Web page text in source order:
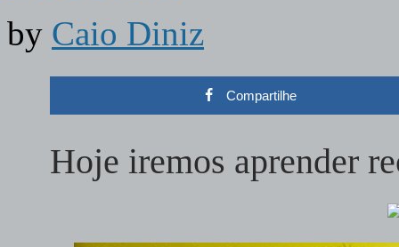
by Caio Diniz
Compartilhe
Hoje iremos aprender